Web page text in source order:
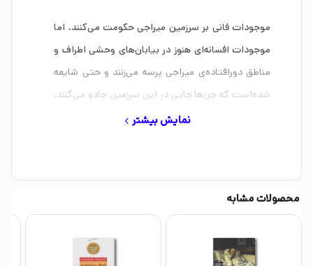
موجودات فانی بر سرزمین میراجی حکومت می‌کنند، اما
موجودات افسانه‌ای هنوز در بیابان‌های وحشی اطراف و
مناطق دورافتاده‌ی میراجی پرسه می‌زنند و حتی شایعه
شده‌است که جن‌ها جایی در این سرزمین جادو می‌کنند.
برای انسان‌ها اینجا سرزمینی بی‌رحم است، به‌خصوص
خارج از «داست‌واک» شلیک کند و راه فراری از این شهر
بیابد، شهری کوچک در سرزمین میراجی که او در آن
امانی به دنبال راه فرار است و پسر مرموزی که هنگام
نمایش بیشتر
محصولات مشابه